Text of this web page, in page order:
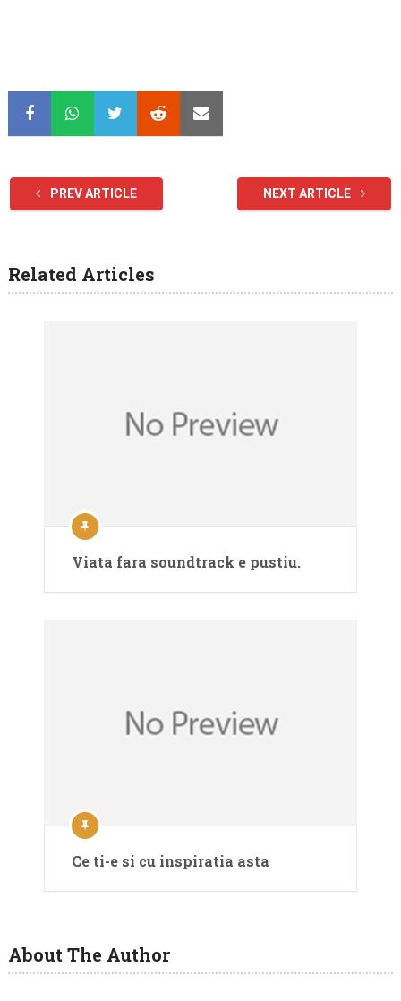
PREV ARTICLE NEXT ARTICLE
Related Articles
Viata fara soundtrack e pustiu.
Ce ti-e si cu inspiratia asta
About The Author